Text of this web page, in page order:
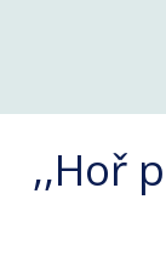
,,Hoř